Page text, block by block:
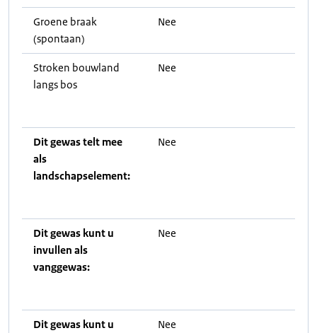
Groene braak
(spontaan)
Nee
Stroken bouwland
langs bos
Nee
Dit gewas telt mee
als
landschapselement:
Nee
Dit gewas kunt u
invullen als
vanggewas:
Nee
Dit gewas kunt u
Nee